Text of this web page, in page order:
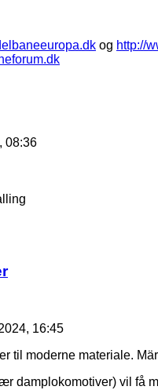
og http://
08:36
16:45
til moderne materiale.
damplokomotiver) vil få